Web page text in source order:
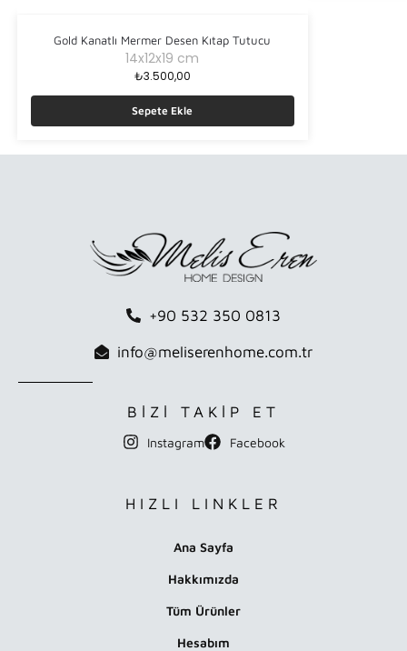
Gold Kanatlı Mermer Desen Kıtap Tutucu
14x12x19 cm
₺3.500,00
Sepete Ekle
+90 532 350 0813
info@meliserenhome.com.tr
BİZİ TAKİP ET
Instagram Facebook
HIZLI LINKLER
Ana Sayfa
Hakkımızda
Tüm Ürünler
Hesabım